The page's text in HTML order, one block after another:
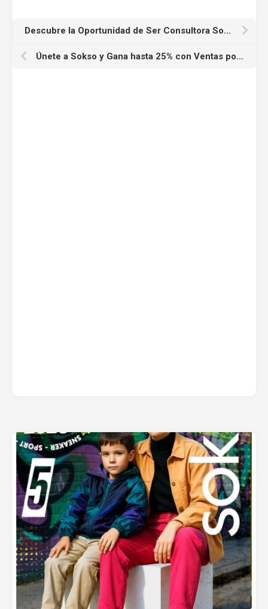
Descubre la Oportunidad de Ser Consultora Sokso
Únete a Sokso y Gana hasta 25% con Ventas por Catálogo